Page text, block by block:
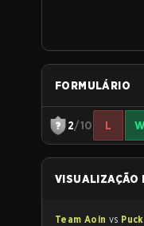
FORMULÁRIO
2/10 L W
VISUALIZAÇÃO
Team Aoin vs